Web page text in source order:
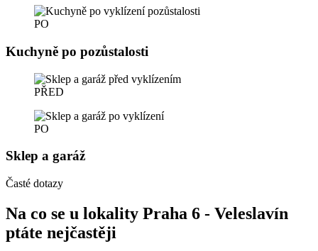
PO
Kuchyně po pozůstalosti
PŘED
PO
Sklep a garáž
Časté dotazy
Na co se u lokality Praha 6 - Veleslavín
ptáte nejčastěji